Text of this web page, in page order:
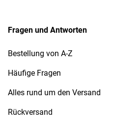
Fragen und Antworten
Bestellung von A-Z
Häufige Fragen
Alles rund um den Versand
Rückversand